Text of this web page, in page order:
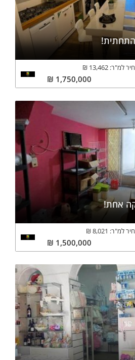
התחתית!
למ"ר: 13,462
₪
1,750,000
₪
אחת!
למ"ר: 8,021
₪
1,500,000
₪